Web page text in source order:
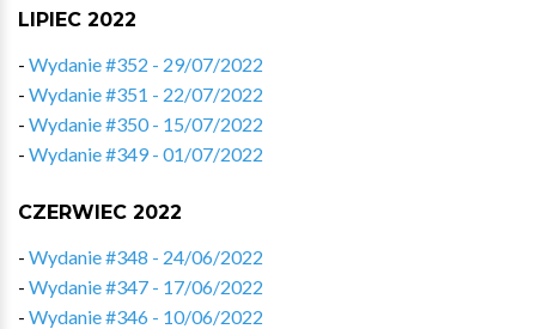
LIPIEC 2022
- Wydanie #352 - 29/07/2022
- Wydanie #351 - 22/07/2022
- Wydanie #350 - 15/07/2022
- Wydanie #349 - 01/07/2022
CZERWIEC 2022
- Wydanie #348 - 24/06/2022
- Wydanie #347 - 17/06/2022
- Wydanie #346 - 10/06/2022